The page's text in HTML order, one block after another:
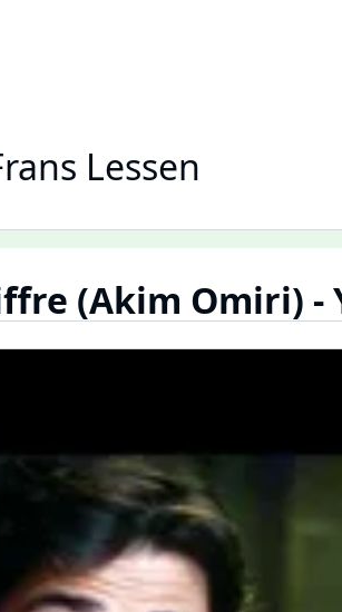
Lessen
(Akim Omiri) -